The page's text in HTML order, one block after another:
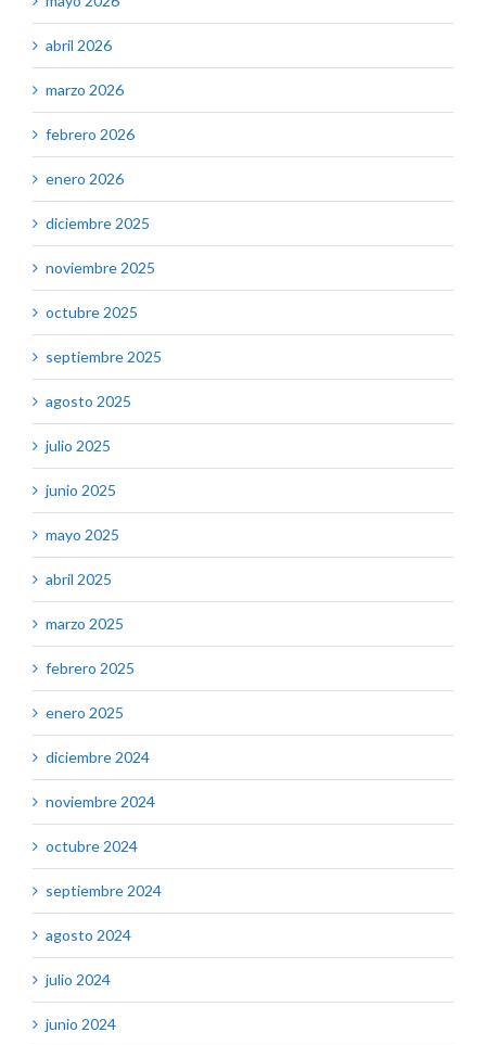
abril 2026
marzo 2026
febrero 2026
enero 2026
diciembre 2025
noviembre 2025
octubre 2025
septiembre 2025
agosto 2025
julio 2025
junio 2025
mayo 2025
abril 2025
marzo 2025
febrero 2025
enero 2025
diciembre 2024
noviembre 2024
octubre 2024
septiembre 2024
agosto 2024
julio 2024
junio 2024